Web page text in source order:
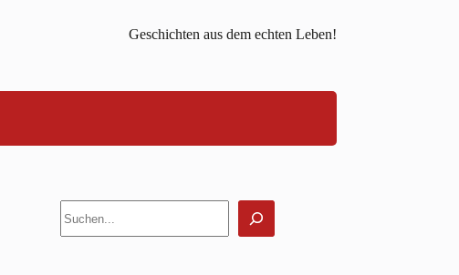
Geschichten aus dem echten Leben!